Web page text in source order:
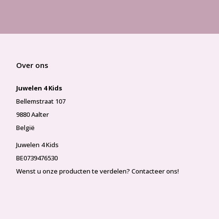
Over ons
Juwelen 4 Kids
Bellemstraat 107
9880 Aalter
België
Juwelen 4 Kids
BE0739476530
Wenst u onze producten te verdelen? Contacteer ons!